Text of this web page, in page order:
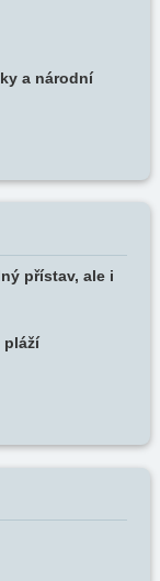
a národní
přístav, ale i
pláží